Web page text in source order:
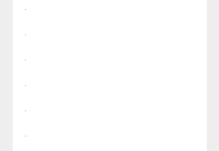
.
.
.
.
.
.